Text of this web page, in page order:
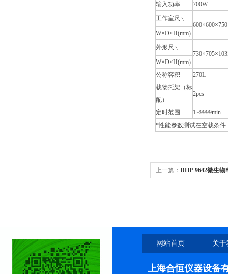
输入功率
700W
工作室尺寸
600×600×750
W×D×H(mm)
外形尺寸
W×D×H(mm)
公称容积
270L
载物托架（标
配）
2pcs
定时范围
1~9999min
*性能参数测试在空载条
上一篇： DHP-9642微生
网站首页 关
上海合恒仪器设备